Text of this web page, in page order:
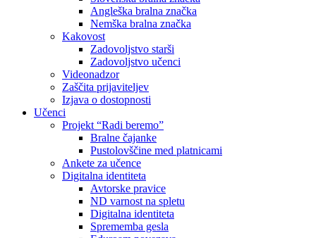
Angleška bralna značka
Nemška bralna značka
Kakovost
Zadovoljstvo starši
Zadovoljstvo učenci
Videonadzor
Zaščita prijaviteljev
Izjava o dostopnosti
Učenci
Projekt “Radi beremo”
Bralne čajanke
Pustolovščine med platnicami
Ankete za učence
Digitalna identiteta
Avtorske pravice
ND varnost na spletu
Digitalna identiteta
Sprememba gesla